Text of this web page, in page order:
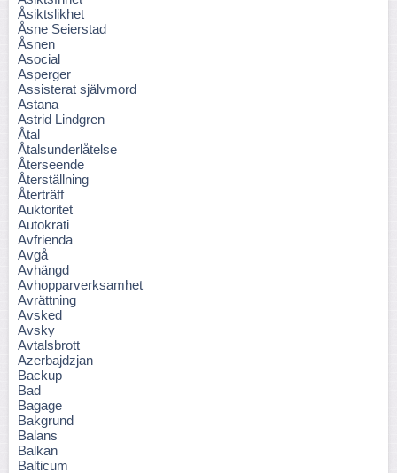
Åsiktslikhet
Åsne Seierstad
Åsnen
Asocial
Asperger
Assisterat självmord
Astana
Astrid Lindgren
Åtal
Åtalsunderlåtelse
Återseende
Återställning
Återträff
Auktoritet
Autokrati
Avfrienda
Avgå
Avhängd
Avhopparverksamhet
Avrättning
Avsked
Avsky
Avtalsbrott
Azerbajdzjan
Backup
Bad
Bagage
Bakgrund
Balans
Balkan
Balticum